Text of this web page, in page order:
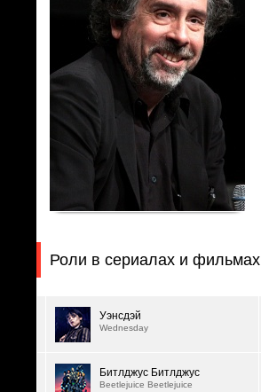
Роли в сериалах и фильмах
Уэнсдэй
Wednesday
Битлджус Битлджус
Beetlejuice Beetlejuice